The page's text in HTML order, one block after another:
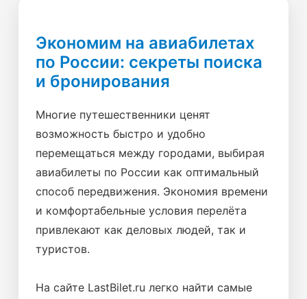
Экономим на авиабилетах
по России: секреты поиска
и бронирования
Многие путешественники ценят
возможность быстро и удобно
перемещаться между городами, выбирая
авиабилеты по России как оптимальный
способ передвижения. Экономия времени
и комфортабельные условия перелёта
привлекают как деловых людей, так и
туристов.
На сайте LastBilet.ru легко найти самые